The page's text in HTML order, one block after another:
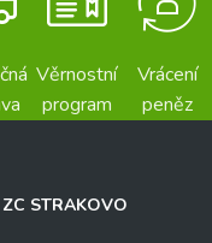
Věrnostní
program
Vrácení
peněz
ZC STRAKOVO